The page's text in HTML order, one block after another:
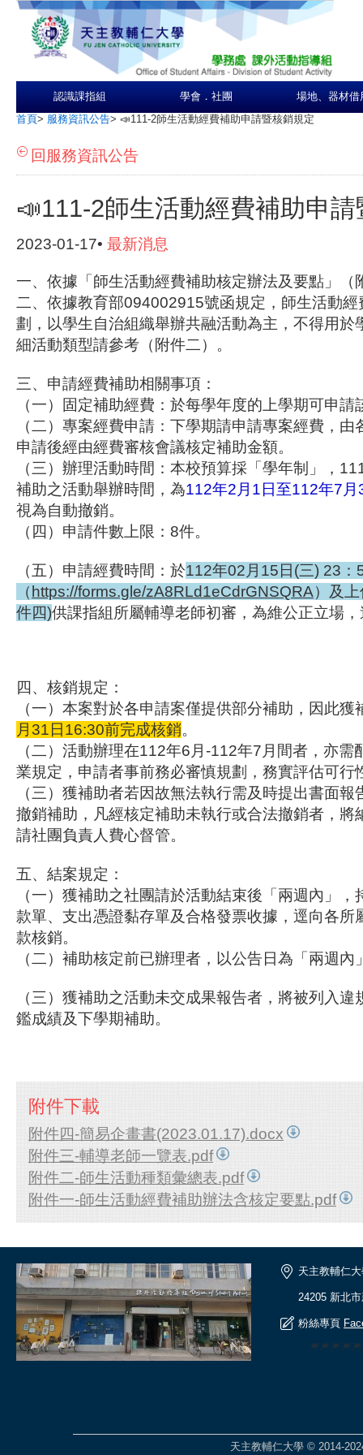
認識課指組 學會．社團 場地、器材借
首頁> 服務資訊公告> 📣111-2師生活動經費補助申請暨核銷規定
回服務資訊公告
📣111-2師生活動經費補助申
2023-01-17• 最新消息
一、依據「師生活動經費補助核定辦法及要點」
二、依據教育部094002915號函規定， 師生活動
劃， 以學生自治組織舉辦共融活動為主，不得用於
細活動類型請參考（附件二）。
三、申請經費補助相關事項：
（一）固定補助經費：於每學年度的上學期可
（二）專案經費申請：下學期請申請專案經費， 由
申請後經由經費審核會議核定補助金額。
（三）辦理活動時間：本校預算採「學年制」，
補助之活動舉辦時間， 為112年2月1日至112年7月
視為自動撤銷。
（四）申請件數上限：8件。
（五）申請經費時間：於112年02月15日(三) 23：
（ https://forms.gle/zA8RLd1eCdrGNSQRA） 及
件四)供課指組所屬輔導老師初審，為維公正立場
四、核銷規定：
（一）本案對於各申請案僅提供部分補助， 因此獲
月31日16:30前完成核銷。
（二）活動辦理在112年6月-112年7月間者， 亦需
業規定，申請者事前務必審慎規劃， 務實評估
（三）獲補助者若因故無法執行需及時提出書面報
撤銷補助，凡經核定補助未執行或合法撤銷者， 將
請社團負責人費心督管。
五、結案規定：
（一）獲補助之社團請於活動結束後「兩週內」，
款單、支出憑證黏存單及合格發票收據， 逕向各所
款核銷。
（二）補助核定前已辦理者，以公告日為「兩
（三）獲補助之活動未交成果報告者， 將被列入違
鑑成績及下學期補助。
附件下載
附件四-簡易企畫書(2023.01.17).docx
附件三-輔導老師一覽表.pdf
附件二-師生活動種類彙總表.pdf
附件一-師生活動經費補助辦法含核定要點.pdf
天主教輔仁
24205 新北
粉絲專頁
天主教輔仁大學 © 2014-